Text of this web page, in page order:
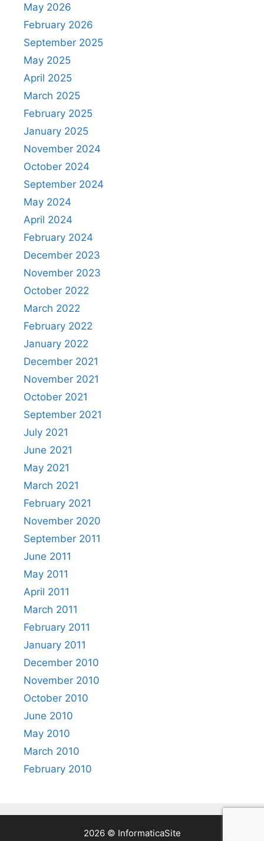
May 2026
February 2026
September 2025
May 2025
April 2025
March 2025
February 2025
January 2025
November 2024
October 2024
September 2024
May 2024
April 2024
February 2024
December 2023
November 2023
October 2022
March 2022
February 2022
January 2022
December 2021
November 2021
October 2021
September 2021
July 2021
June 2021
May 2021
March 2021
February 2021
November 2020
September 2011
June 2011
May 2011
April 2011
March 2011
February 2011
January 2011
December 2010
November 2010
October 2010
June 2010
May 2010
March 2010
February 2010
2026 © InformaticaSite